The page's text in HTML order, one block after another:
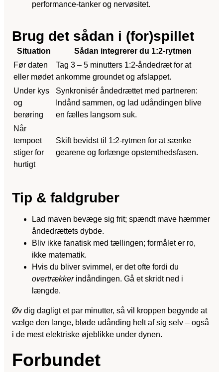
performance-tanker og nervøsitet.
Brug det sådan i (for)spillet
Situation
Sådan integrerer du 1:2-rytmen
Før daten
eller mødet
Tag 3 – 5 minutters 1:2-åndedræt for at
ankomme groundet og afslappet.
Under kys
og
berøring
Synkronisér åndedrættet med partneren:
Indånd sammen, og lad udåndingen blive
en fælles langsom suk.
Når
tempoet
stiger for
hurtigt
Skift bevidst til 1:2-rytmen for at sænke
gearene og forlænge opstemthedsfasen.
Tip & faldgruber
Lad maven bevæge sig frit; spændt mave hæmmer
åndedrættets dybde.
Bliv ikke fanatisk med tællingen; formålet er ro,
ikke matematik.
Hvis du bliver svimmel, er det ofte fordi du
overtrækkerindåndingen. Gå et skridt ned i
længde.
Øv dig dagligt et par minutter, så vil kroppen begynde at
vælge den lange, bløde udånding helt af sig selv – også
i de mest elektriske øjeblikke under dynen.
Forbundet